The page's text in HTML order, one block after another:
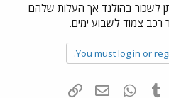
לשכור בהולנד אך העלות שלהם
רכב צמוד לשבוע ימים.
You must log in or
Pinterest
Tumblr
WhatsAppדואר אלקטרוני